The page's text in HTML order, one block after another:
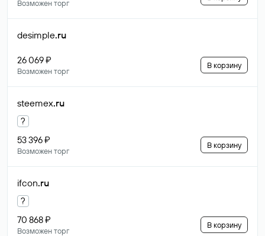
Возможен торг
desimple.ru
26 069 ₽
Возможен торг
В корзину
steemex.ru
?
53 396 ₽
Возможен торг
В корзину
ifcon.ru
?
70 868 ₽
Возможен торг
В корзину